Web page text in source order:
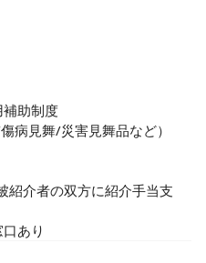
補助制度
病見舞/災害見舞品など）
紹介者の双方に紹介手当支
あり